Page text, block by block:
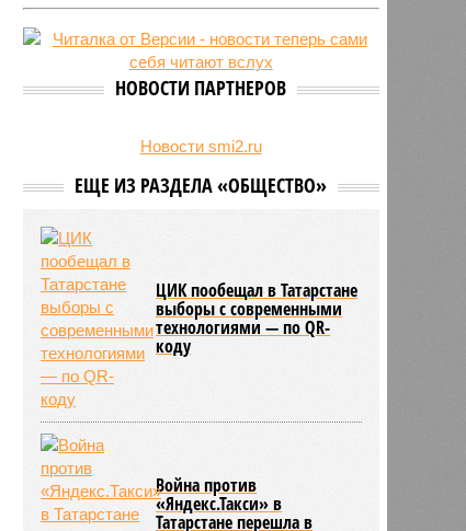
врезался в дерево и загорелся,
есть погибшие
НОВОСТИ ПАРТНЕРОВ
Новости smi2.ru
ЕЩЕ ИЗ РАЗДЕЛА «ОБЩЕСТВО»
ЦИК пообещал в Татарстане
выборы с современными
технологиями — по QR-
коду
Война против
«Яндекс.Такси» в
Татарстане перешла в